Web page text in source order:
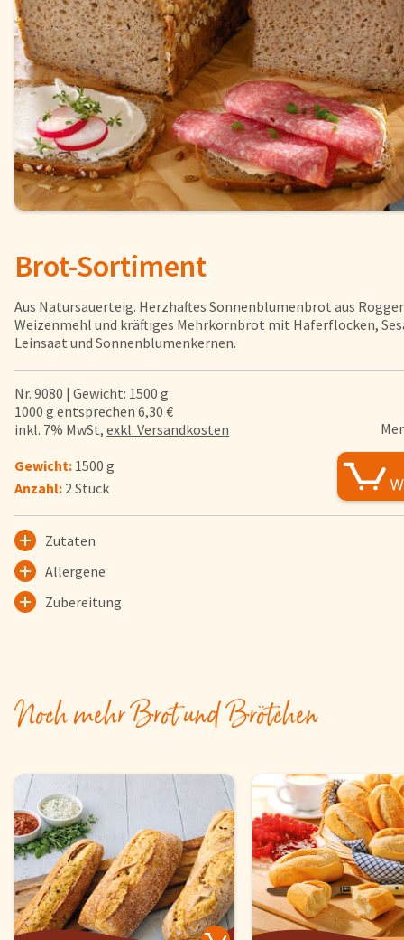
Fisch Pizzen und
Snacks
Schnelle Mahlzeiten Torten und
Brot und Brötchen
Über uns
Presse & News
Rezepte
Karriere
FAQs
Nährwerte & Allergene
Warenkorb
Login
Startseite
Impressum
AGB & Datenschutz
Brot-Sortiment
Aus Natursauerteig. Herzhaftes Sonnenblumenbrot aus
Weizenmehl und kräftiges Mehrkornbrot mit Haferflocken,
Leinsaat und Sonnenblumenkernen.
Nr. 9080 | Gewicht: 1500 g
1000 g entsprechen 6,30 €
inkl. 7% MwSt,exkl. Versandkosten
Gewicht: 1500 g
Anzahl: 2 Stück
Zutaten
Allergene
Zubereitung
Noch mehr Brot und Brötchen